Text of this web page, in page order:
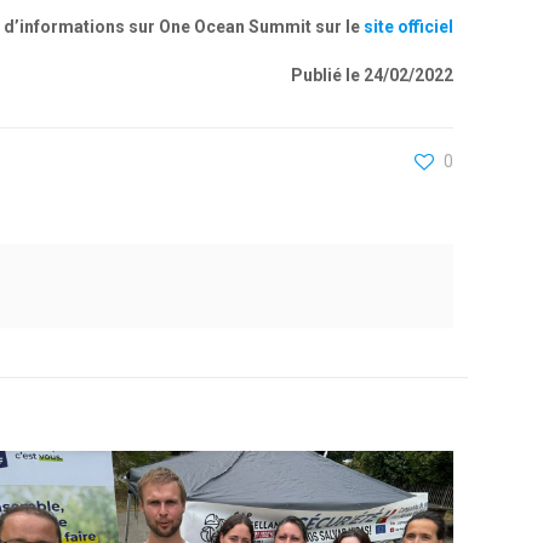
sur One Ocean Summit sur le site officiel
Publié le 24/02/2022
0